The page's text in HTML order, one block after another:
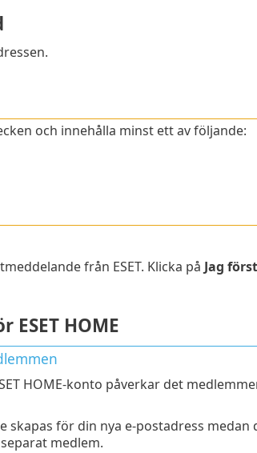
och innehålla minst ett av följande:
från ESET. Klicka på Jag
HOME
HOME-konto påverkar det
skapas för din nya e-postadress
medlem.